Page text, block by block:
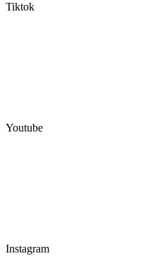
Tiktok
Youtube
Instagram